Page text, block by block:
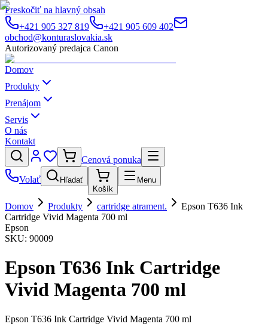
Preskočiť na hlavný obsah
+421 905 327 819
+421 905 609 402
obchod@konturaslovakia.sk
Autorizovaný predajca Canon
Domov
Produkty
Prenájom
Servis
O nás
Kontakt
Cenová ponuka
Volať
Hľadať
Košík
Menu
Domov Produkty cartridge atrament.
Epson T636 Ink
Cartridge Vivid Magenta 700 ml
Epson
SKU: 90009
Epson T636 Ink Cartridge
Vivid Magenta 700 ml
Epson T636 Ink Cartridge Vivid Magenta 700 ml